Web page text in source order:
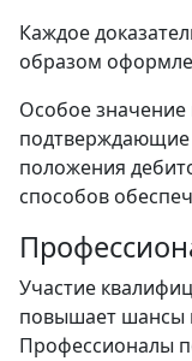
Каждое
образом
Особое
подтверждающие
положения
способов
Участие
повышает шансы
Профессионалы